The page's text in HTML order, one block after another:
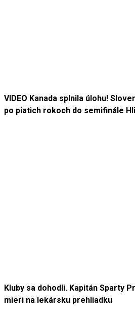
VIDEO Kanada splnila úlohu!
po piatich rokoch do semifinále
Kluby sa dohodli. Kapitán Sparty
mieri na lekársku prehliadku